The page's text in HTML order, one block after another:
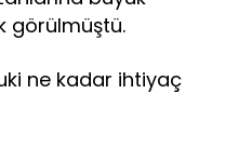
görülmüştü.
ne kadar ihtiyaç